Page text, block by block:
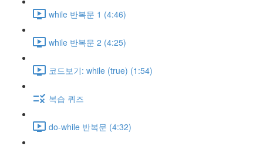
while 반복문 1 (4:46)
while 반복문 2 (4:25)
코드보기: while (true) (1:54)
복습 퀴즈
do-while 반복문 (4:32)